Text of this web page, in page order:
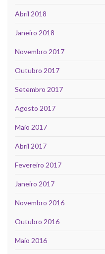
Abril 2018
Janeiro 2018
Novembro 2017
Outubro 2017
Setembro 2017
Agosto 2017
Maio 2017
Abril 2017
Fevereiro 2017
Janeiro 2017
Novembro 2016
Outubro 2016
Maio 2016